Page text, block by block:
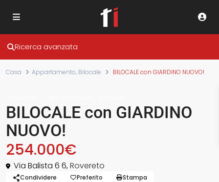
Ricerca avanzata
Casa Appartamento, Bilocale BILOCALE con GIARDINO NUOVO!
BILOCALE con GIARDINO
NUOVO!
254.000€
Via Balista 6 6,Rovereto
Condividere Preferito Stampa